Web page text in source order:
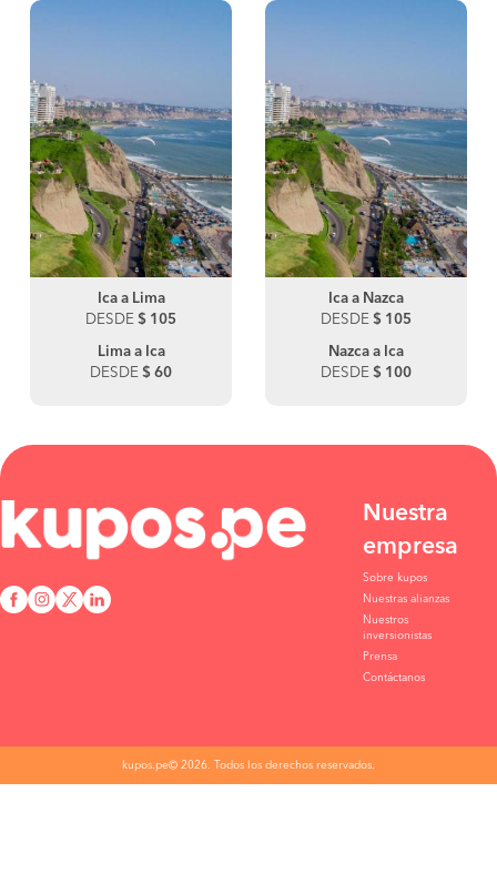
Ica a Lima
DESDE $ 105
Lima a Ica
DESDE $ 60
Ica a Nazca
DESDE $ 105
Nazca a Ica
DESDE $ 100
Nuestra
empresa
Sobre kupos
Nuestras alianzas
Nuestros
inversionistas
Prensa
Contáctanos
kupos.pe© 2026. Todos los derechos reservados.